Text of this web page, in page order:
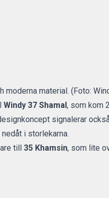
moderna material. (Foto:
Windy 37 Shamal, som kom
signalerar
i storlekarna.
till 35 Khamsin, som lite